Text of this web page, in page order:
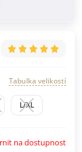
Tabulka velikostí
L/XL
na dostupnost